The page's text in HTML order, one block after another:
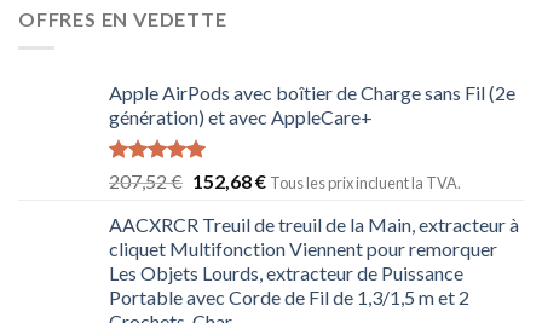
OFFRES EN VEDETTE
Apple AirPods avec boîtier de Charge sans Fil (2e
génération) et avec AppleCare+
Note5.00
sur 5
207,52€ 152,68€ Tous les prix incluent la TVA.
AACXRCR Treuil de treuil de la Main, extracteur à
cliquet Multifonction Viennent pour remorquer
Les Objets Lourds, extracteur de Puissance
Portable avec Corde de Fil de 1,3/1,5 m et 2